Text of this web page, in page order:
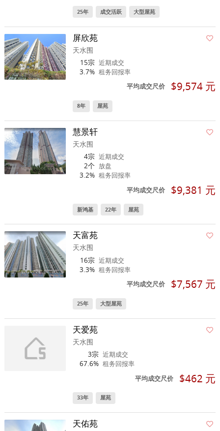
25年 成交活跃 大型屋苑
屏欣苑
天水围
15宗 近期成交
3.7% 租务回报率
平均成交尺价 $9,574 元
8年 屋苑
慧景轩
天水围
4宗 近期成交
2个 放盘
3.2% 租务回报率
平均成交尺价 $9,381 元
新鸿基 22年 屋苑
天富苑
天水围
16宗 近期成交
3.3% 租务回报率
平均成交尺价 $7,567 元
25年 大型屋苑
天爱苑
天水围
3宗 近期成交
67.6% 租务回报率
平均成交尺价 $462 元
33年 屋苑
天佑苑